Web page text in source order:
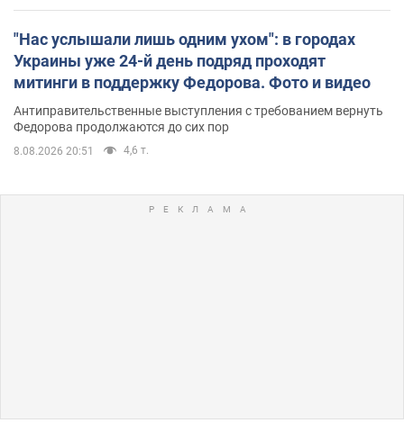
"Нас услышали лишь одним ухом": в городах
Украины уже 24-й день подряд проходят
митинги в поддержку Федорова. Фото и видео
Антиправительственные выступления с требованием вернуть
Федорова продолжаются до сих пор
8.08.2026 20:51 4,6 т.